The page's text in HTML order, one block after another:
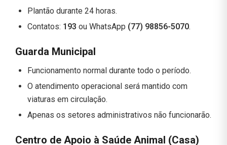
Plantão durante 24 horas.
Contatos: 193 ou WhatsApp (77) 98856-5070.
Guarda Municipal
Funcionamento normal durante todo o período.
O atendimento operacional será mantido com
viaturas em circulação.
Apenas os setores administrativos não funcionarão.
Centro de Apoio à Saúde Animal (Casa)